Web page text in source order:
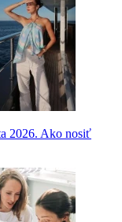
2026. Ako nosiť